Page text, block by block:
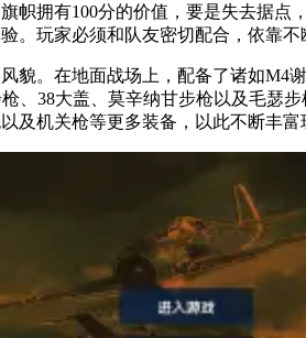
拥有100分的价值，要是失去据点
玩家必须和队友密切配合，依靠不
貌。在地面战场上，配备了诸如
38大盖、莫辛纳甘步枪以及毛瑟
机关枪等更多装备，以此不断丰